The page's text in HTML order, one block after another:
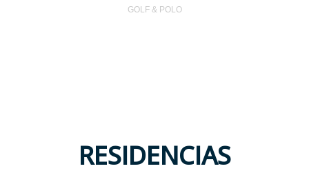
GOLF & POLO
RESIDENCIAS